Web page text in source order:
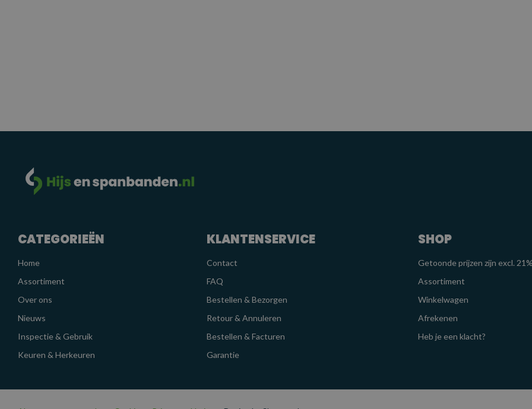
CATEGORIEËN
Home
Assortiment
Over ons
Nieuws
Inspectie & Gebruik
Keuren & Herkeuren
KLANTENSERVICE
Contact
FAQ
Bestellen & Bezorgen
Retour & Annuleren
Bestellen & Facturen
Garantie
SHOP
Getoonde prijzen zijn excl.
Assortiment
Winkelwagen
Afrekenen
Heb je een klacht?